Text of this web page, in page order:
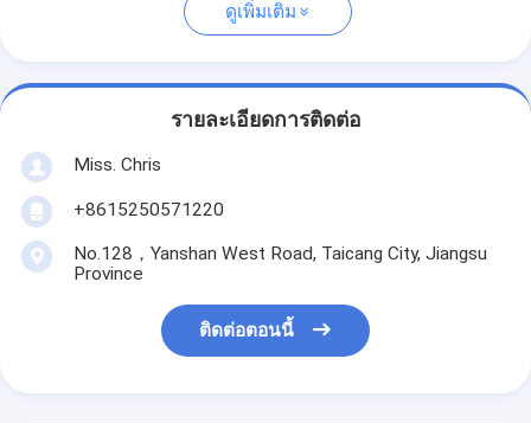
ดูเพิ่มเติม
รายละเอียดการติดต่อ
Miss. Chris
+8615250571220
No.128，Yanshan West Road, Taicang City, Jiangsu
Province
ติดต่อตอนนี้